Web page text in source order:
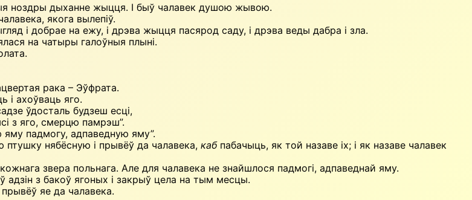
ноздры дыханне жыцця. І быў чалавек душою жывою.
якога вылепіў.
і добрае на ежу, і дрэва жыцця пасярод саду, і дрэва веды дабра і зла.
на чатыры галоўныя плыні.
рака – Эўфрата.
і ахоўваць яго.
ўдосталь будзеш есці,
з яго, смерцю памрэш”.
падмогу, адпаведную яму”.
птушку нябёсную і прывёў да чалавека, кабпабачыць, як той назаве іх; і як назаве чалавек
звера польнага. Але для чалавека не знайшлося падмогі, адпаведнай яму.
адзін з бакоў ягоных і закрыў цела на тым месцы.
прывёў яе да чалавека.